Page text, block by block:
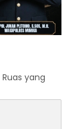
Ruas yang